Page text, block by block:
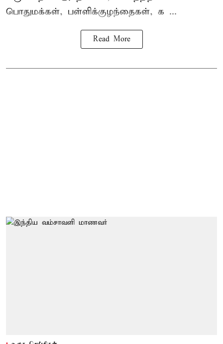
பொதுமக்கள், பள்ளிக்குழந்தைகள், க ...
Read More